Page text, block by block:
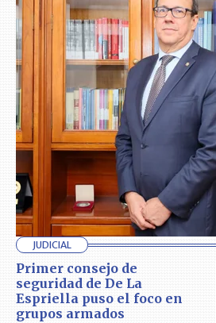
JUDICIAL
Primer consejo de
seguridad de De La
Espriella puso el foco en
grupos armados